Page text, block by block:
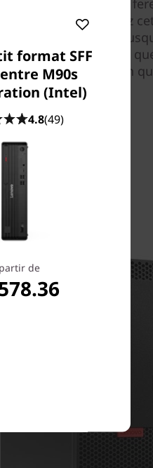
ultra-rapide, vous
vous choisirez
la performance
de sorte
qui démarre en
les applications.
format SFF
M90s
(Intel)
4.8(49)
de